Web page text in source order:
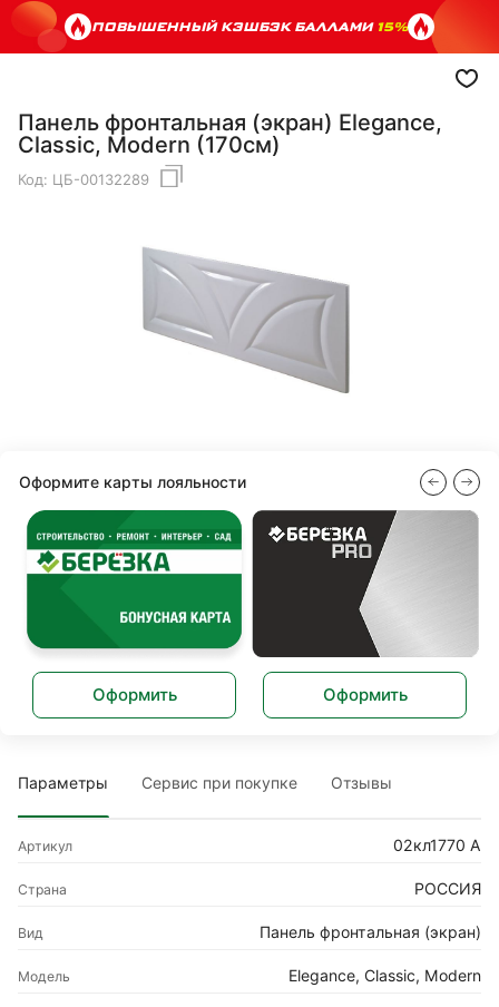
ПОВЫШЕННЫЙ КЭШБЭК БАЛЛАМИ15%
Панель фронтальная (экран) Elegance,
Classic, Modern (170см)
Код: ЦБ-00132289
Оформите карты лояльности
Оформить Оформить
Параметры Сервис при покупке Отзывы
Артикул 02кл1770 А
Страна РОССИЯ
Вид Панель фронтальная (экран)
Модель Elegance, Classic, Modern